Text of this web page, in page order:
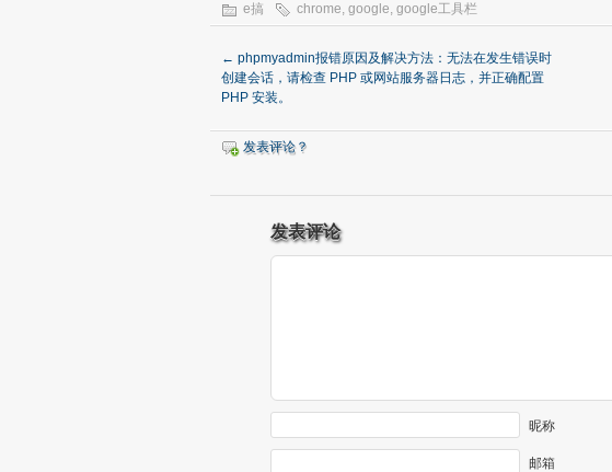
e搞 chrome, google, google工具栏
← phpmyadmin报错原因及解决方法：无法在发生错误时
创建会话，请检查 PHP 或网站服务器日志，并正确配置
PHP 安装。
发表评论？
发表评论
昵称
邮箱